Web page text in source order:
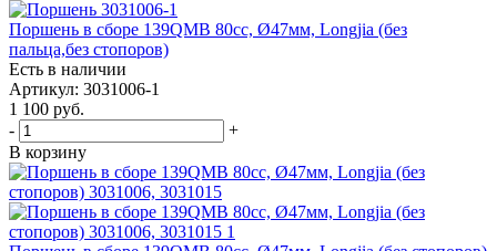
Поршень в сборе 139QMB 80сс, Ø47мм, Longjia (без
пальца,без стопоров)
Есть в наличии
Артикул: 3031006-1
1 100 руб.
-
+
В корзину